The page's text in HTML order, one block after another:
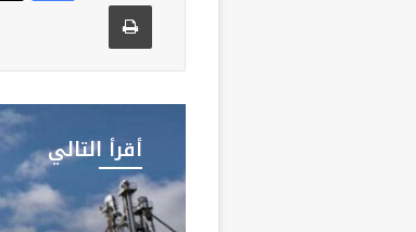
أقرأ التالي